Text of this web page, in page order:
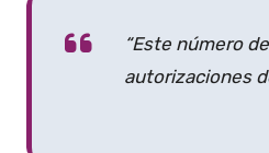
“Este número
autorizaciones